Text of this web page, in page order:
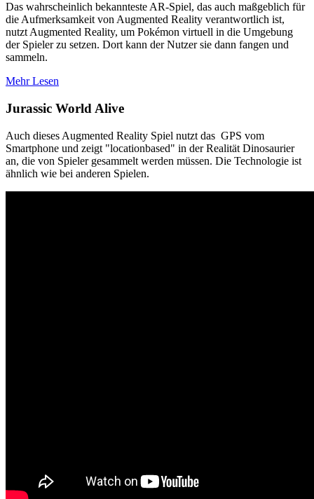
Das wahrscheinlich bekannteste AR-Spiel, das auch maßgeblich für
die Aufmerksamkeit von Augmented Reality verantwortlich ist,
nutzt Augmented Reality, um Pokémon virtuell in die Umgebung
der Spieler zu setzen. Dort kann der Nutzer sie dann fangen und
sammeln.
Mehr Lesen
Jurassic World Alive
Auch dieses Augmented Reality Spiel nutzt das GPS vom
Smartphone und zeigt "locationbased" in der Realität Dinosaurier
an, die von Spieler gesammelt werden müssen. Die Technologie ist
ähnlich wie bei anderen Spielen.